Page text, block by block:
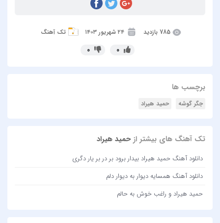
785 بازدید ۲۴ شهریور ۱۴۰۳ تک آهنگ
برچسب ها
جگر گوشه حمید هیراد
تک آهنگ های بیشتر از حمید هیراد
دانلود آهنگ حمید هیراد بیدار برود بر در بر یار دگری
دانلود آهنگ همسایه دیوار به دیوار دلم
حمید هیراد و راغب خوش به حالم